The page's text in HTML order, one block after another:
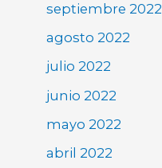
septiembre 2022
agosto 2022
julio 2022
junio 2022
mayo 2022
abril 2022